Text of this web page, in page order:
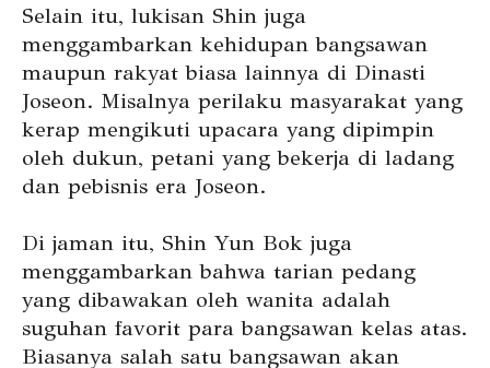
Selain itu, lukisan Shin juga
menggambarkan kehidupan bangsawan
maupun rakyat biasa lainnya di Dinasti
Joseon. Misalnya perilaku masyarakat yang
kerap mengikuti upacara yang dipimpin
oleh dukun, petani yang bekerja di ladang
dan pebisnis era Joseon.
Di jaman itu, Shin Yun Bok juga
menggambarkan bahwa tarian pedang
yang dibawakan oleh wanita adalah
suguhan favorit para bangsawan kelas atas.
Biasanya salah satu bangsawan akan